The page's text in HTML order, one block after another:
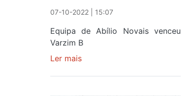
07-10-2022 | 15:07
Equipa de Abílio Novais venceu
Varzim B
Ler mais
COLOCA